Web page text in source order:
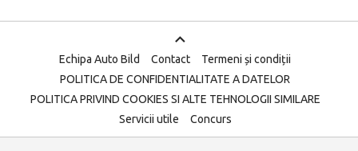
Echipa Auto Bild Contact
Termeni și condiții
POLITICA DE CONFIDENTIALITATE A DATELOR
POLITICA PRIVIND COOKIES SI ALTE TEHNOLOGII SIMILARE
Servicii utile
Concurs